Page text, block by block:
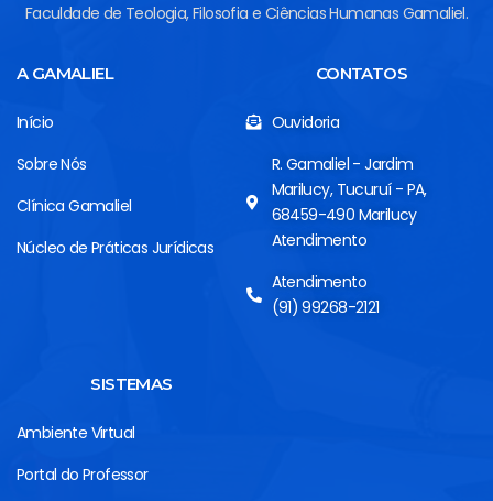
Faculdade de Teologia, Filosofia e Ciências Humanas Gamaliel.
A GAMALIEL
Início
Sobre Nós
Clínica Gamaliel
Núcleo de Práticas Jurídicas
CONTATOS
Ouvidoria
R. Gamaliel - Jardim
Marilucy, Tucuruí - PA,
68459-490 Marilucy
Atendimento
Atendimento
(91) 99268-2121
SISTEMAS
Ambiente Virtual
Portal do Professor